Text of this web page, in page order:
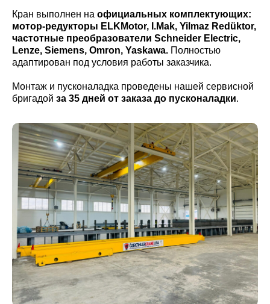
Кран выполнен на официальных комплектующих:
мотор-редукторы ELKMotor, I.Mak, Yilmaz Redüktor,
частотные преобразователи Schneider Electric,
Lenze, Siemens, Omron, Yaskawa. Полностью
адаптирован под условия работы заказчика.
Монтаж и пусконаладка проведены нашей сервисной
бригадой за 35 дней от заказа до пусконаладки.